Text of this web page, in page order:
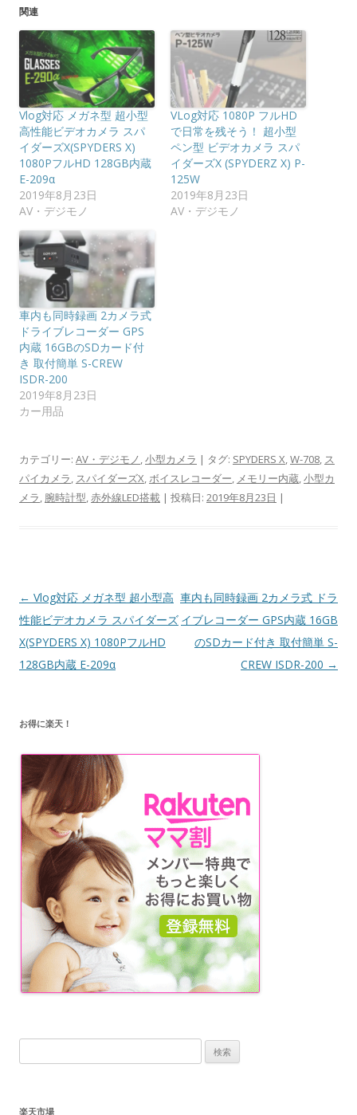
関連
Vlog対応 メガネ型 超小型
高性能ビデオカメラ スパ
イダーズX(SPYDERS X)
1080PフルHD 128GB内蔵
E-209α
2019年8月23日
AV・デジモノ
VLog対応 1080P フルHD
で日常を残そう！ 超小型
ペン型 ビデオカメラ スパ
イダーズX (SPYDERZ X) P-
125W
2019年8月23日
AV・デジモノ
車内も同時録画 2カメラ式
ドライブレコーダー GPS
内蔵 16GBのSDカード付
き 取付簡単 S-CREW
ISDR-200
2019年8月23日
カー用品
カテゴリー: AV・デジモノ,小型カメラ | タグ: SPYDERS X,W-708, ス
パイカメラ, スパイダーズX,ボイスレコーダー, メモリー内蔵,小型カ
メラ, 腕時計型,赤外線LED搭載 | 投稿日: 2019年8月23日 |
投
稿
ナ
ビ
シ
ョ
ン
← Vlog対応 メガネ型 超小型高
性能ビデオカメラ スパイダーズ
X(SPYDERS X) 1080PフルHD
128GB内蔵 E-209α
車内も同時録画 2カメラ式 ドラ
イブレコーダー GPS内蔵 16GB
のSDカード付き 取付簡単 S-
CREW ISDR-200 →
お得に楽天！
索:
楽天市場